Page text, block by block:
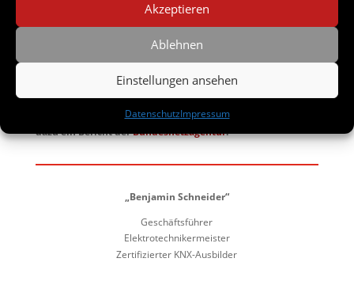
Akzeptieren
Ablehnen
Einstellungen ansehen
DatenschutzImpressum
Rufen Sie uns anonym an?
Geisteranrufe, haben wir entschieden, anonyme Anrufe
Unternehmensweit zublockierenum uns besser auf Ihre
Anliegen konzentrieren zu können.Bei Interesse, lesen Sie
dazu ein Bericht derBundesnetzagentur.
„Benjamin Schneider“
Geschäftsführer
Elektrotechnikermeister
Zertifizierter KNX-Ausbilder